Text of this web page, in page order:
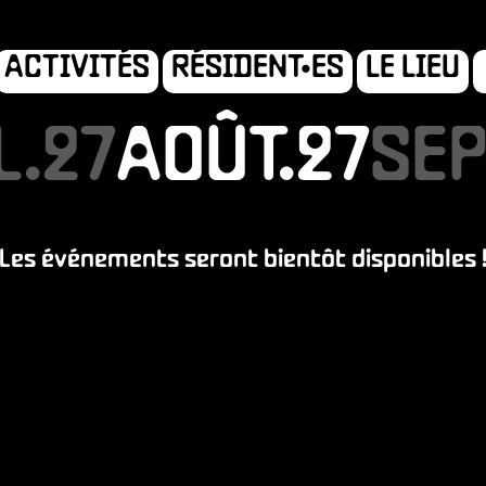
ACTIVITÉS RÉSIDENT•ES LE LIEU
AOÛT.27
AOÛT.27
Les événements seront bientôt disponibles !